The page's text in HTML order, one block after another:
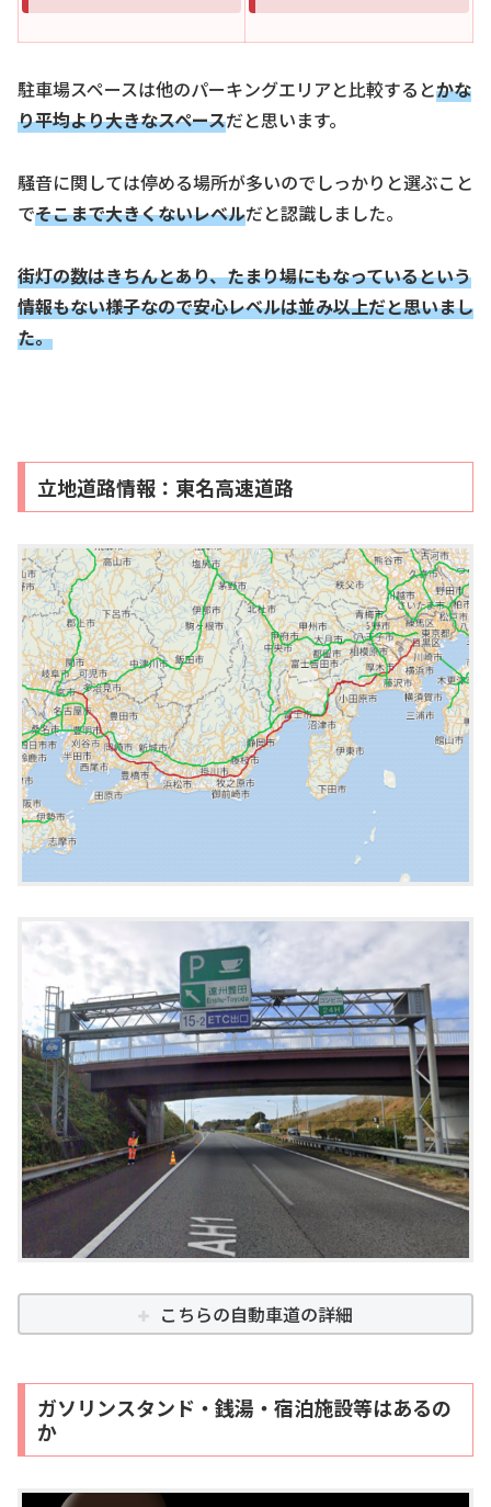
駐車場スペースは他のパーキングエリアと比較するとかな
り平均より大きなスペースだと思います。
騒音に関しては停める場所が多いのでしっかりと選ぶこと
でそこまで大きくないレベルだと認識しました。
街灯の数はきちんとあり、たまり場にもなっているという
情報もない様子なので安心レベルは並み以上だと思いまし
た。
立地道路情報：東名高速道路
こちらの自動車道の詳細
ガソリンスタンド・銭湯・宿泊施設等はあるの
か